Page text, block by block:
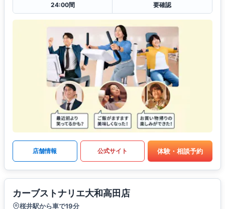
24:00間
要確認
店舗情報 公式サイト 体験・相談予約
カーブストナリエ大和高田店
桜井駅から車で19分